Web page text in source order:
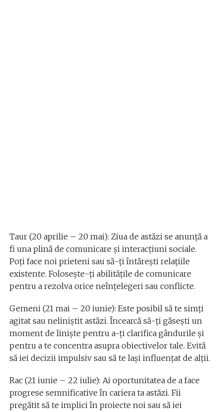
Taur (20 aprilie – 20 mai): Ziua de astăzi se anunță a
fi una plină de comunicare și interacțiuni sociale.
Poți face noi prieteni sau să-ți întărești relațiile
existente. Folosește-ți abilitățile de comunicare
pentru a rezolva orice neînțelegeri sau conflicte.
Gemeni (21 mai – 20 iunie): Este posibil să te simți
agitat sau neliniștit astăzi. Încearcă să-ți găsești un
moment de liniște pentru a-ți clarifica gândurile și
pentru a te concentra asupra obiectivelor tale. Evită
să iei decizii impulsiv sau să te lași influențat de alții.
Rac (21 iunie – 22 iulie): Ai oportunitatea de a face
progrese semnificative în cariera ta astăzi. Fii
pregătit să te implici în proiecte noi sau să iei